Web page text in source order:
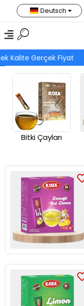
Kalite Gerçek Fiyat
Deutsch
Bitki Çayları